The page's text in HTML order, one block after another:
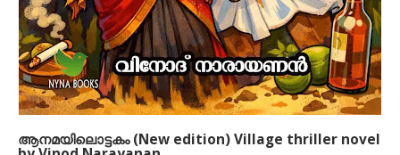
ഓരോ കൊലപാതകവും ഒരൊറ്റ നൃത്തത്തിന്റെ വരികളായി
മാറുന്ന ഉദ്വേഗഭരിതമായ കഥാവിഷ്കാരം. പേജുകൾ
മറിക്കുന്തോറും വായനക്കാരെ ശ്വാസം അടക്കിപ്പിടിക്കാൻ
പ്രേരിപ്പിക്കുന്ന മനോഹരമായ ഒരു ക്രൈം ത്രില്ലർ നോവൽ.
ആനമയിലൊട്ടകം (New edition) Village thriller novel